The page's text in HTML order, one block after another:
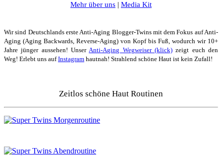
Mehr über uns | Media Kit
Wir sind Deutschlands erste Anti-Aging Blogger-Twins mit dem Fokus auf Anti-
Aging (Aging Backwards, Reverse-Aging) von Kopf bis Fuß, wodurch wir 10+
Jahre jünger aussehen! UnserAnti-Aging Wegweiser (klick) zeigt euch den
Weg! Erlebt uns aufInstagram hautnah! Strahlend schöne Haut ist kein Zufall!
Zeitlos schöne Haut Routinen